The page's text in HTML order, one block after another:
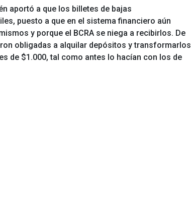
aportó a que los billetes de bajas
puesto a que en el sistema financiero aún
y porque el BCRA se niega a recibirlos. De
obligadas a alquilar depósitos y transformarlos
de $1.000, tal como antes lo hacían con los de